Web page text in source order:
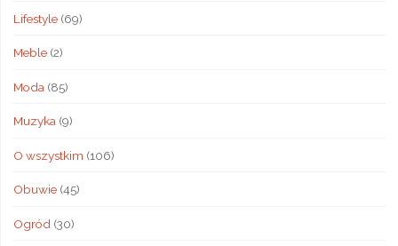
Lifestyle(69)
Meble(2)
Moda (85)
Muzyka (9)
O wszystkim (106)
Obuwie(45)
Ogród (30)